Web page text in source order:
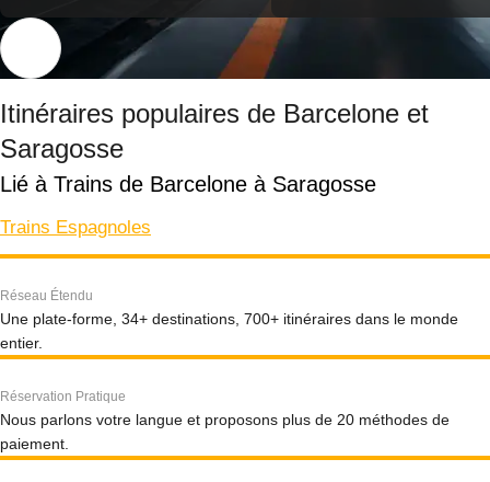
Itinéraires populaires de Barcelone et
Saragosse
Lié à Trains de Barcelone à Saragosse
Trains Espagnoles
Réseau Étendu
Une plate-forme, 34+ destinations, 700+ itinéraires dans le monde
entier.
Réservation Pratique
Nous parlons votre langue et proposons plus de 20 méthodes de
paiement.